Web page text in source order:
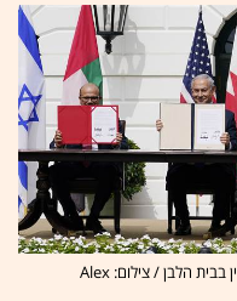
חתימת הסכם השלום עם איחוד האמירויות ובחריין בבית הלבן / צילום: Alex